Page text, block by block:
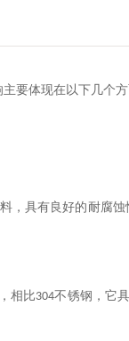
要体现在以下几个方
，具有良好的耐腐
相比304不锈钢，它